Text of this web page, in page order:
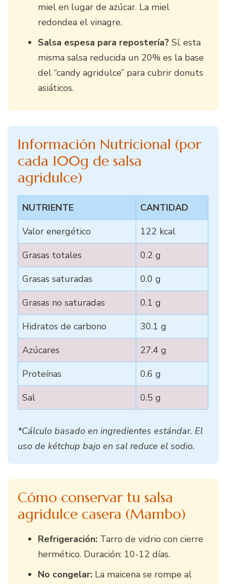
miel en lugar de azúcar. La miel
redondea el vinagre.
Salsa espesa para repostería? Sí, esta
misma salsa reducida un 20% es la base
del “candy agridulce” para cubrir donuts
asiáticos.
Información Nutricional (por
cada 100g de salsa
agridulce)
NUTRIENTE
CANTIDAD
Valor energético
122 kcal
Grasas totales
0.2 g
Grasas saturadas
0.0 g
Grasas no saturadas
0.1 g
Hidratos de carbono
30.1 g
Azúcares
27.4 g
Proteínas
0.6 g
Sal
0.5 g
*Cálculo basado en ingredientes estándar. El
uso de kétchup bajo en sal reduce el sodio.
Cómo conservar tu salsa
agridulce casera (Mambo)
Refrigeración: Tarro de vidrio con cierre
hermético. Duración: 10-12 días.
No congelar: La maicena se rompe al